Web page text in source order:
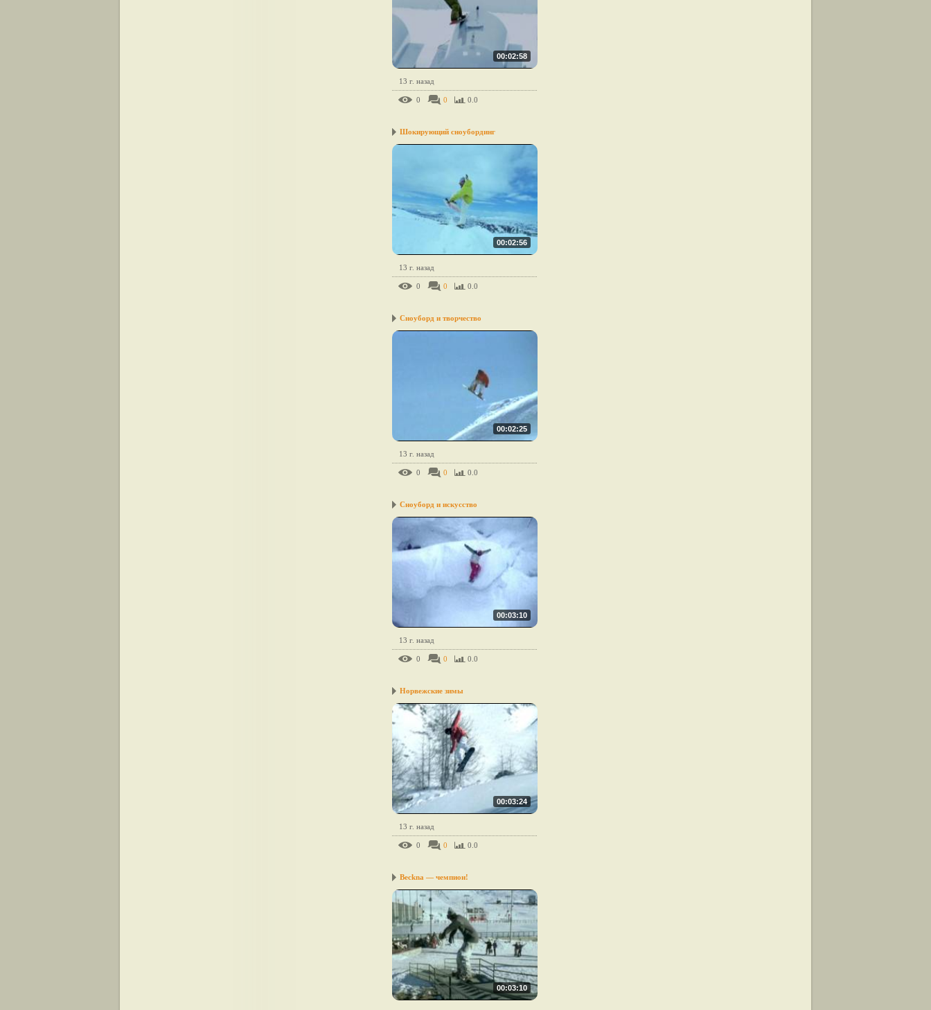
00:02:58
13 г. назад
0 0 0.0
Шокирующий сноубординг
00:02:56
13 г. назад
0 0 0.0
Сноуборд и творчество
00:02:25
13 г. назад
0 0 0.0
Сноуборд и искусство
00:03:10
13 г. назад
0 0 0.0
Норвежские зимы
00:03:24
13 г. назад
0 0 0.0
Beckna — чемпион!
00:03:10